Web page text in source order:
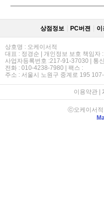
상점정보 PC버젼 이
상호명 : 오케이서적
대표 : 정경순 | 개인정보 보호 책임자
사업자등록번호 :217-91-37030 | 통
전화 : 010-4238-7980 | 팩스 :
주소 : 서울시 노원구 중계로 195
이용약관|
ⓒ오케이서적